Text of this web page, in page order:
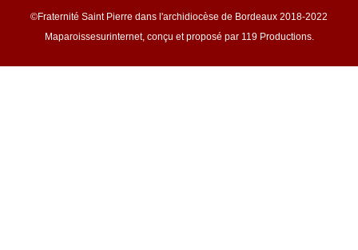
©Fraternité Saint Pierre dans l'archidiocèse de Bordeaux 2018-2022
Maparoissesurinternet, conçu et proposé par 119 Productions.